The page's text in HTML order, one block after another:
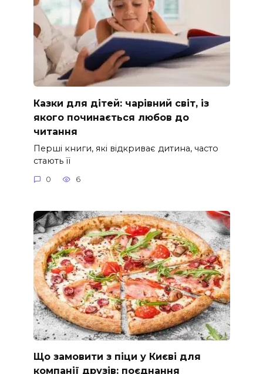
Казки для дітей: чарівний світ, із
якого починається любов до
читання
Перші книги, які відкриває дитина, часто
стають її
0 6
Що замовити з піци у Києві для
компанії друзів: поєднання